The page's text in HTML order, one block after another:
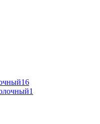
16
1